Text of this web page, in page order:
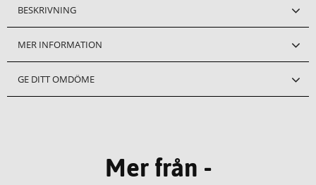
BESKRIVNING
MER INFORMATION
GE DITT OMDÖME
Mer från -